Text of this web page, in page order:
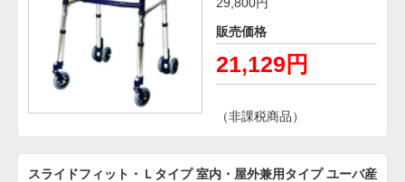
販売価格
21,129円
（非課税商品）
スライドフィット・Ｌタイプ 室内・屋外兼用タイプ ユーバ産